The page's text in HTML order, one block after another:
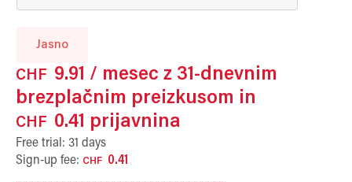
Jasno
CHF 9.91 / mesec z 31-dnevnim
brezplačnim preizkusom in
CHF 0.41 prijavnina
Free trial: 31 days
Sign-up fee: CHF 0.41